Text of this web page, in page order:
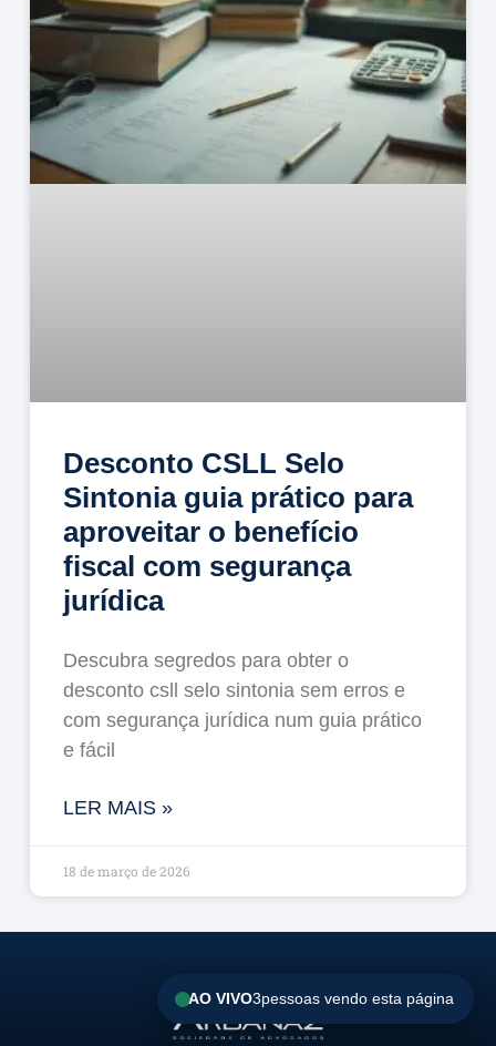
Desconto CSLL Selo
Sintonia guia prático para
aproveitar o benefício
fiscal com segurança
jurídica
Descubra segredos para obter o
desconto csll selo sintonia sem erros e
com segurança jurídica num guia prático
e fácil
LER MAIS »
18 de março de 2026
AO VIVO3pessoas vendo esta página